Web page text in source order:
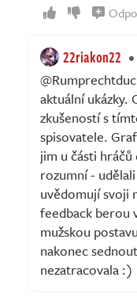
22riakon22
aktuální ukázky.
zkušeností s
spisovatele.
jim u části hráčů
rozumní -
uvědomují svoji
feedback berou
mužskou
nakonec
nezatracovala :)